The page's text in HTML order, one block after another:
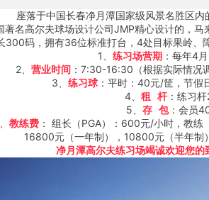
春净月潭国家级风景名胜区内的净
夫球场设计公司JMP精心设计的，马来
300码，拥有36位标准打台，4处目标果岭、
、 练习场营期：每年4
营业时间 ：7:30-16:30（根据实际情况
练习球 ：平时：40元/筐，节
4、 租 杆：练习
5、 存 包：会员
教练费 ： 组长（PGA）：600元/小时，教练
16800元（一年制），10800元（半年制）
净月潭高尔夫练习场竭诚欢迎您的